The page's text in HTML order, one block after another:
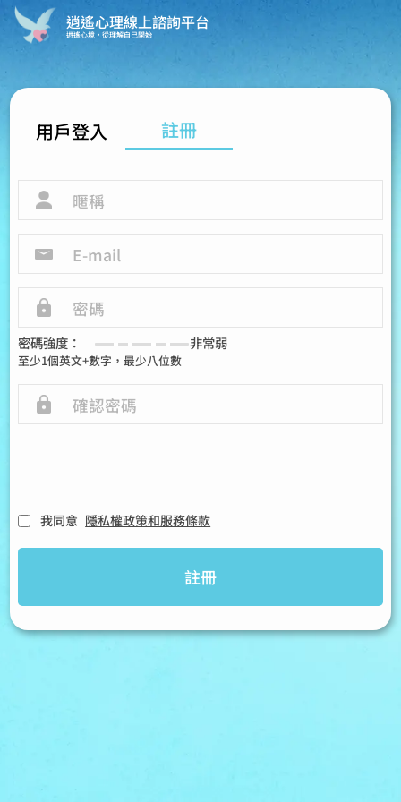
逍遙心理線上諮詢平台
逍遙心境，從理解自己開始
用戶登入 註冊
密碼強度： 非常弱
至少1個英文+數字，最少八位數
我同意 隱私權政策和服務條款
註冊